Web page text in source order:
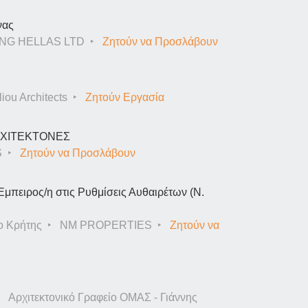
HELLAS LTD
Ζητούν να Προσλάβουν
Architects Ζητούν Εργασία
Ζητούν να Προσλάβουν
η στις Ρυθμίσεις Αυθαιρέτων (Ν.
Κρήτης NM PROPERTIES Ζητούν να
Αρχιτεκτονικό Γραφείο ΟΜΑΣ - Γιάννης